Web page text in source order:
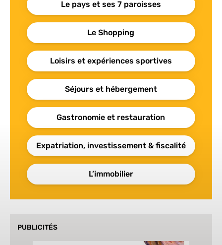
Le pays et ses 7 paroisses
Le Shopping
Loisirs et expériences sportives
Séjours et hébergement
Gastronomie et restauration
Expatriation, investissement & fiscalité
L’immobilier
PUBLICITÉS